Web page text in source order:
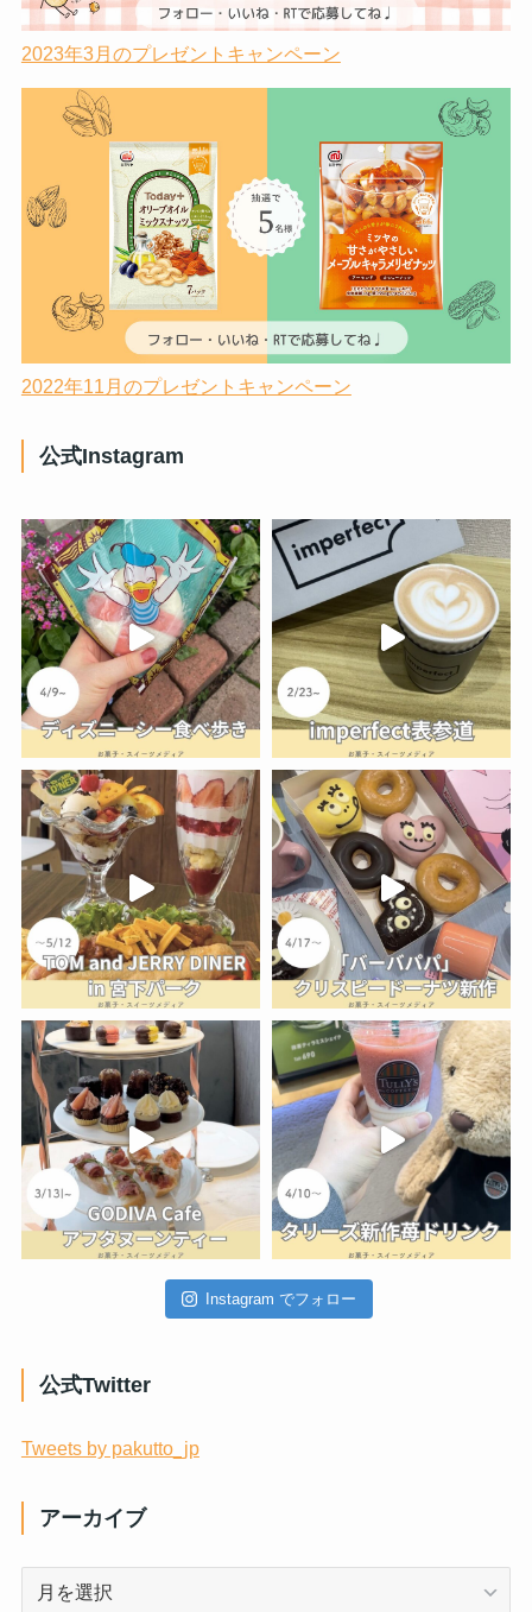
2023年3月のプレゼントキャンペーン
2022年11月のプレゼントキャンペーン
公式Instagram
Instagram でフォロー
公式Twitter
Tweets by pakutto_jp
アーカイブ